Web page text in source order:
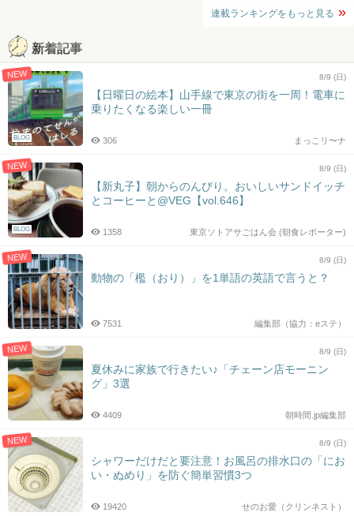
連載ランキングをもっと見る
新着記事
NEW
BLOG
8/9 (日)
【日曜日の絵本】山手線で東京の街を一周！電車に
乗りたくなる楽しい一冊
まっこリ〜ナ
306
NEW
BLOG
8/9 (日)
【新丸子】朝からのんびり。おいしいサンドイッチ
とコーヒーと@VEG【vol.646】
東京ソトアサごはん会 (朝食レポーター)
1358
NEW 8/9 (日)
動物の「檻（おり）」を1単語の英語で言うと？
編集部（協力：eステ）
7531
NEW 8/9 (日)
夏休みに家族で行きたい♪「チェーン店モーニン
グ」3選
朝時間.jp編集部
4409
NEW 8/9 (日)
シャワーだけだと要注意！お風呂の排水口の「にお
い・ぬめり」を防ぐ簡単習慣3つ
せのお愛（クリンネスト）
19420